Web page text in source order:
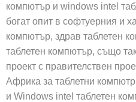
компютър и windows intel
богат опит в софтуерния и
компютър, здрав таблетен
таблетен компютър, също
проект с правителствен
Африка за таблетни
и Windows intel таблетен